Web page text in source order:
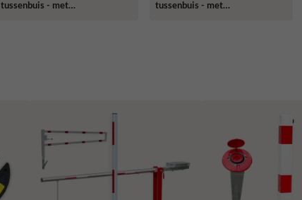
tussenbuis - met
tussenbuis - met